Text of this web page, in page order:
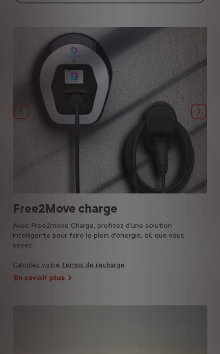
Précédent
Free2Move charge
Avec Free2move Charge, profitez d’une solution
intelligente pour faire le plein d'énergie, où que vous
soyez.
Calculez votre temps de recharge
En savoir plus